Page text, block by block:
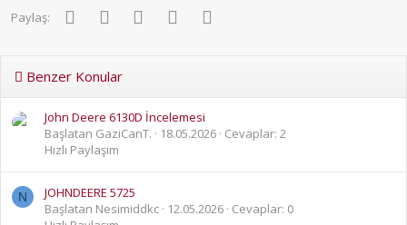
Paylaş: FacebookTwitter PinterestWhatsApp
Benzer Konular
John Deere 6130D İncelemesi
Başlatan GaziCanT.
18.05.2026 Cevaplar: 2
Hızlı Paylaşım
N
JOHNDEERE 5725
Başlatan Nesimiddkc
12.05.2026 Cevaplar: 0